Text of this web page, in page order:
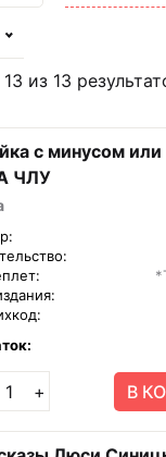
13 из 13
с минусом
ЧЛУ
+ В